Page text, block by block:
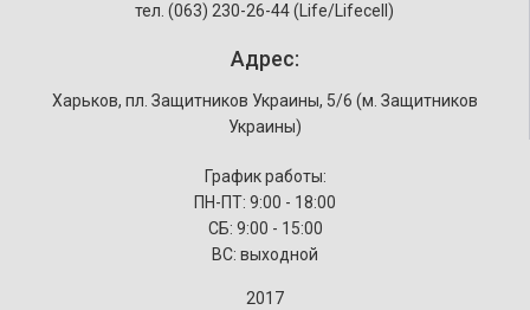
тел. (063) 230-26-44 (Life/Lifecell)
Адрес:
Харьков, пл. Защитников Украины, 5/6 (м. Защитников
Украины)
График работы:
ПН-ПТ: 9:00 - 18:00
СБ: 9:00 - 15:00
ВС: выходной
2017